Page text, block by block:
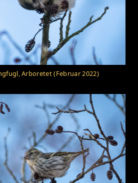
Arboretet (Februar 2022)